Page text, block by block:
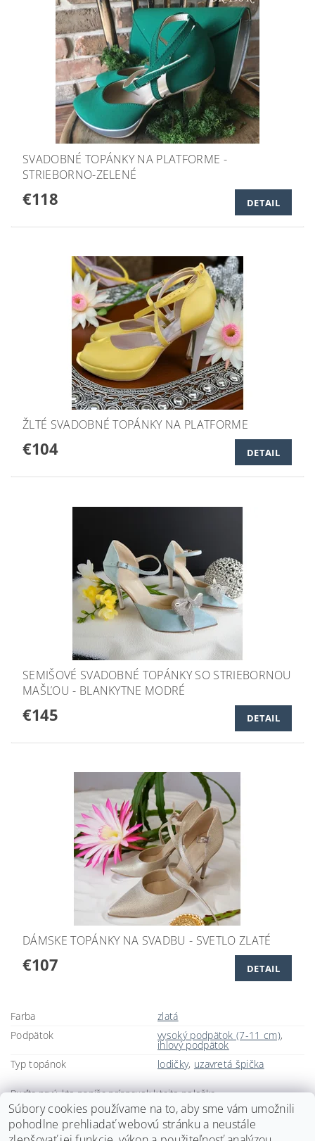
SVADOBNÉ TOPÁNKY NA PLATFORME -
STRIEBORNO-ZELENÉ
€118 DETAIL
ŽLTÉ SVADOBNÉ TOPÁNKY NA PLATFORME
€104 DETAIL
SEMIŠOVÉ SVADOBNÉ TOPÁNKY SO STRIEBORNOU
MAŠĽOU - BLANKYTNE MODRÉ
€145 DETAIL
DÁMSKE TOPÁNKY NA SVADBU - SVETLO ZLATÉ
€107 DETAIL
Farba
zlatá
Podpätok
vysoký podpätok (7-11 cm),
ihlový podpätok
Typ topánok
lodičky, uzavretá špička
Buďte prvý, kto napíše príspevok k tejto položke.
Pridať komentár
Súbory cookies používame na to, aby sme vám umožnili
pohodlne prehliadať webovú stránku a neustále